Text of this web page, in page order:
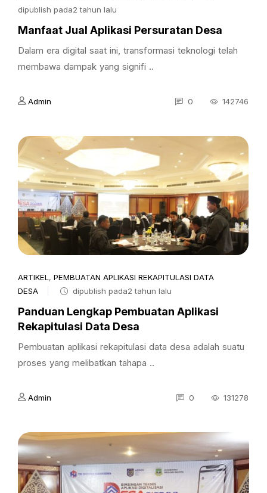
dipublish pada2 tahun lalu
Manfaat Jual Aplikasi Persuratan Desa
Dalam era digital saat ini, transformasi teknologi telah
membawa dampak yang signifi ..
Admin 0 142746
ARTIKEL , PEMBUATAN APLIKASI REKAPITULASI DATA
DESA
dipublish pada2 tahun lalu
Panduan Lengkap Pembuatan Aplikasi
Rekapitulasi Data Desa
Pembuatan aplikasi rekapitulasi data desa adalah suatu
proses yang melibatkan tahapa ..
Admin 0 131278